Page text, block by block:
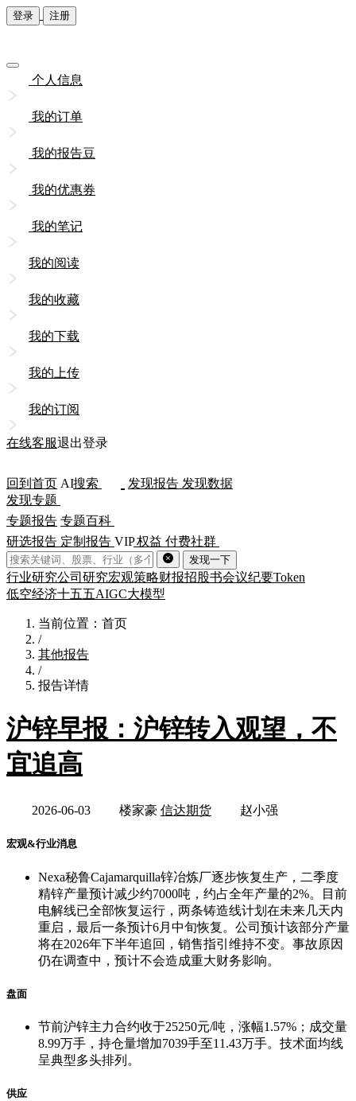
登录 注册
个人信息
我的订单
我的报告豆
我的优惠券
我的笔记
我的阅读
我的收藏
我的下载
我的上传
我的订阅
在线客服退出登录
回到首页 AI搜索 发现报告 发现数据
发现专题
专题报告 专题百科
研选报告 定制报告 VIP权益 付费社群
发现一下
行业研究公司研究宏观策略财报招股书会议纪要Token
低空经济十五五AIGC大模型
当前位置：首页
/
其他报告
/
报告详情
沪锌早报：沪锌转入观望，不
宜追高
2026-06-03 楼家豪 信达期货 赵小强
宏观&行业消息
Nexa秘鲁Cajamarquilla锌冶炼厂逐步恢复生产，二季度
精锌产量预计减少约7000吨，约占全年产量的2%。目前
电解线已全部恢复运行，两条铸造线计划在未来几天内
重启，最后一条预计6月中旬恢复。公司预计该部分产量
将在2026年下半年追回，销售指引维持不变。事故原因
仍在调查中，预计不会造成重大财务影响。
盘面
节前沪锌主力合约收于25250元/吨，涨幅1.57%；成交量
8.99万手，持仓量增加7039手至11.43万手。技术面均线
呈典型多头排列。
供应